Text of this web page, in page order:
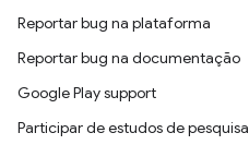
Reportar bug na plataforma
Reportar bug na documentação
Google Play support
Participar de estudos de pesquisa